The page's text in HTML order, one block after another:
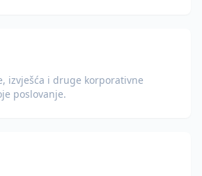
izvješća i druge korporativne
poslovanje.